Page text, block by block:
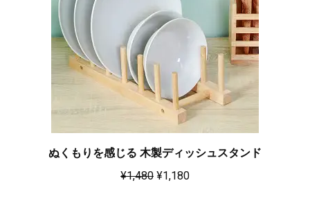
ぬくもりを感じる 木製ディッシュスタンド
¥1,480 ¥1,180